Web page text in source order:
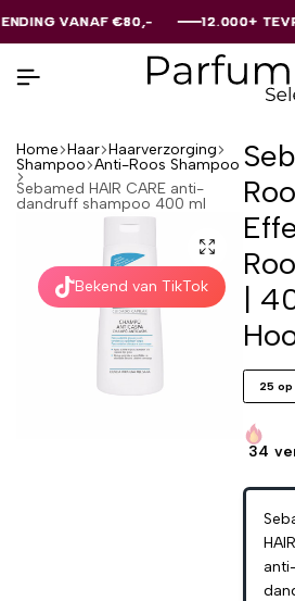
VANAF €80,- 12.000+
VANAF €80,- 12.000+
VANAF €80,- 12.000+
Home Haar Haarverzorging
Shampoo Anti-Roos Shampoo
Sebamed HAIR CARE anti-
dandruff shampoo 400 ml
Bekend van TikTok
|
25
34